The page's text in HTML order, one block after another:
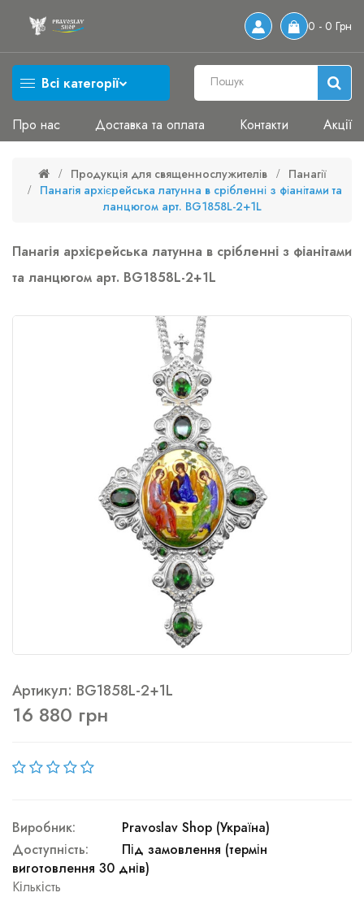
0 - 0 Грн
Всі категорії
Про нас Доставка та оплата Контакти Акції
Продукція для священнослужителів
Панагії
Панагія архієрейська латунна в срібленні з фіанітами та
ланцюгом арт. BG1858L-2+1L
Панагія архієрейська латунна в срібленні з фіанітами
та ланцюгом арт. BG1858L-2+1L
Артикул: BG1858L-2+1L
16 880 грн
Виробник:
Pravoslav Shop (Україна)
Доступність:
Під замовлення (термін
виготовлення 30 днів)
Кількість